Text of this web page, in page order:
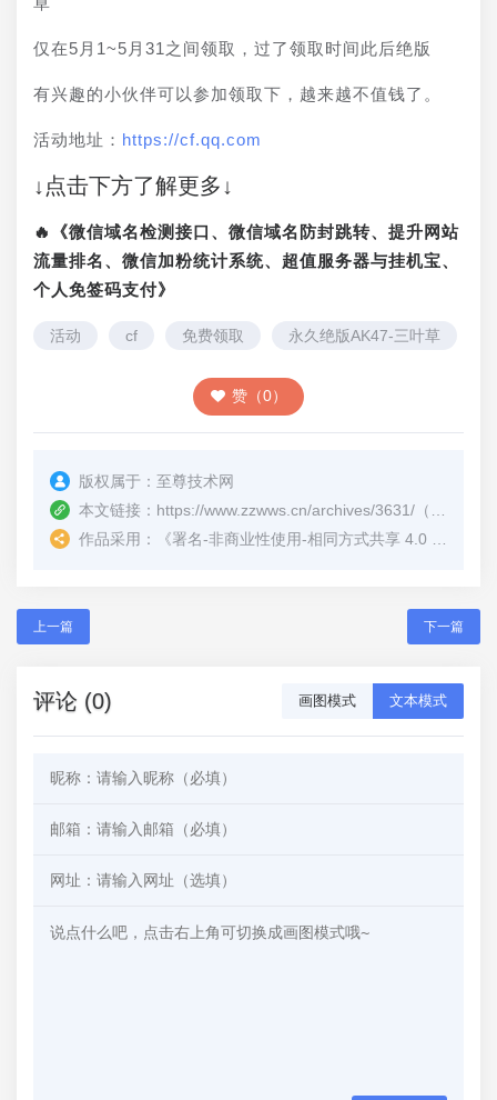
仅在5月1~5月31之间领取，过了领取时间此后绝版
有兴趣的小伙伴可以参加领取下，越来越不值钱了。
活动地址： https://cf.qq.com
↓点击下方了解更多↓
🔥《微信域名检测接口、微信域名防封跳转、提升网站
流量排名、微信加粉统计系统、超值服务器与挂机宝、
个人免签码支付》
活动 cf 免费领取 永久绝版AK47-三叶草
赞（0）
版权属于： 至尊技术网
本文链接： https://www.zzwws.cn/archives/3631/ （转载时请注明本文出处及文章链接）
作品采用：
《署名-非商业性使用-相同方式共享 4.0 国际 (CC BY-NC-SA 4.0)
上一篇 下一篇
评论 (0) 画图模式 文本模式